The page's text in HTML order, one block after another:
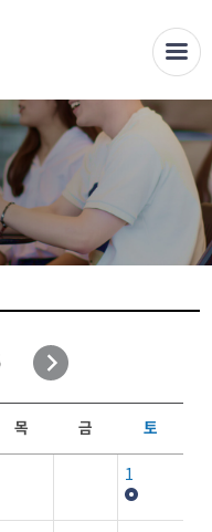
목 금 토
1